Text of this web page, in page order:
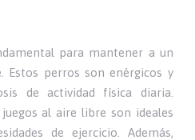
para mantener a un
Estos perros son enérgicos y
de actividad física diaria.
al aire libre son ideales
de ejercicio. Además,